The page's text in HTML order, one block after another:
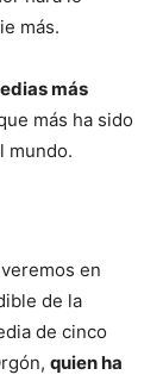
más.
más
más ha sido
mundo.
en
de la
de cinco
quien ha